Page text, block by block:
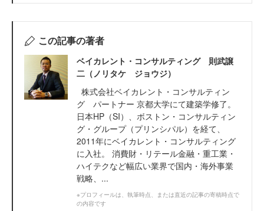
この記事の著者
ベイカレント・コンサルティング 則武譲
二（ノリタケ ジョウジ）
株式会社ベイカレント・コンサルティン
グ パートナー 京都大学にて建築学修了。
日本HP（SI）、ボストン・コンサルティン
グ・グループ（プリンシパル）を経て、
2011年にベイカレント・コンサルティング
に入社。 消費財・リテール金融・重工業・
ハイテクなど幅広い業界で国内・海外事業
戦略、...
※プロフィールは、執筆時点、または直近の記事の寄稿時点で
の内容です